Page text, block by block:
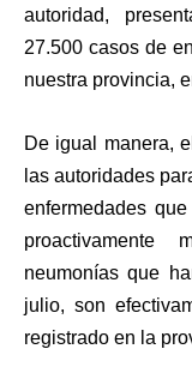
autoridad,
27.500 casos de
nuestra provincia,
De igual manera,
las autoridades
enfermedades
neumonías que
julio, son
registrado en la